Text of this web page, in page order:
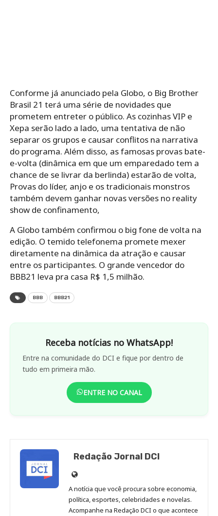
Conforme já anunciado pela Globo, o Big Brother
Brasil 21 terá uma série de novidades que
prometem entreter o público. As cozinhas VIP e
Xepa serão lado a lado, uma tentativa de não
separar os grupos e causar conflitos na narrativa
do programa. Além disso, as famosas provas bate-
e-volta (dinâmica em que um emparedado tem a
chance de se livrar da berlinda) estarão de volta,
Provas do líder, anjo e os tradicionais monstros
também devem ganhar novas versões no reality
show de confinamento,
A Globo também confirmou o big fone de volta na
edição. O temido telefonema promete mexer
diretamente na dinâmica da atração e causar
entre os participantes. O grande vencedor do
BBB21 leva pra casa R$ 1,5 milhão.
BBB BBB21
Receba notícias no WhatsApp!
Entre na comunidade do DCI e fique por dentro de
tudo em primeira mão.
ENTRE NO CANAL
Redação Jornal DCI
Site
de
Redação
Jornal
A notícia que você procura sobre economia,
política, esportes, celebridades e novelas.
Acompanhe na Redação DCI o que acontece